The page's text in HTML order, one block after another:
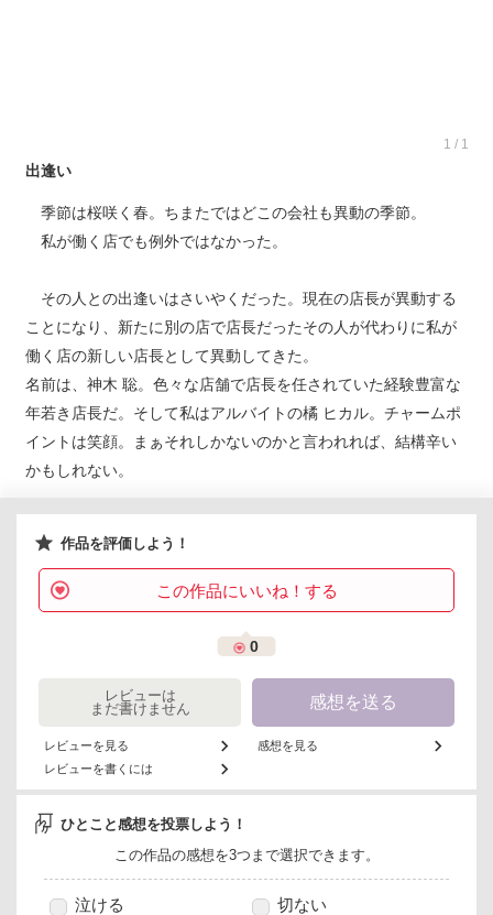
1 / 1
出逢い
季節は桜咲く春。ちまたではどこの会社も異動の季節。
私が働く店でも例外ではなかった。
その人との出逢いはさいやくだった。現在の店長が異動する
ことになり、新たに別の店で店長だったその人が代わりに私が
働く店の新しい店長として異動してきた。
名前は、神木 聡。色々な店舗で店長を任されていた経験豊富な
年若き店長だ。そして私はアルバイトの橘 ヒカル。チャームポ
イントは笑顔。まぁそれしかないのかと言われれば、結構辛い
かもしれない。
作品を評価しよう！
この作品にいいね！する
0
レビューは
まだ書けません
レビューを見る
レビューを書くには
感想を送る
感想を見る
ひとこと感想を投票しよう！
この作品の感想を3つまで選択できます。
泣ける
切ない